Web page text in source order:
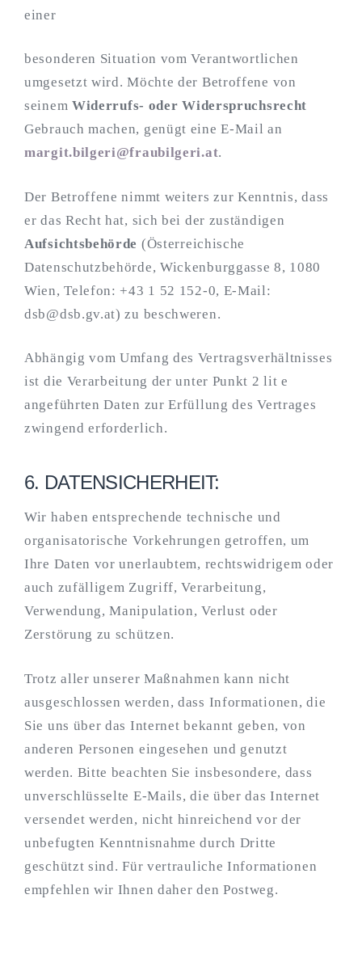
einer
besonderen Situation vom Verantwortlichen
umgesetzt wird. Möchte der Betroffene von
seinem Widerrufs- oder Widerspruchsrecht
Gebrauch machen, genügt eine E-Mail an
margit.bilgeri@fraubilgeri.at.
Der Betroffene nimmt weiters zur Kenntnis, dass
er das Recht hat, sich bei der zuständigen
Aufsichtsbehörde (Österreichische
Datenschutzbehörde, Wickenburggasse 8, 1080
Wien, Telefon: +43 1 52 152-0, E-Mail:
dsb@dsb.gv.at) zu beschweren.
Abhängig vom Umfang des Vertragsverhältnisses
ist die Verarbeitung der unter Punkt 2 lit e
angeführten Daten zur Erfüllung des Vertrages
zwingend erforderlich.
6. DATENSICHERHEIT:
Wir haben entsprechende technische und
organisatorische Vorkehrungen getroffen, um
Ihre Daten vor unerlaubtem, rechtswidrigem oder
auch zufälligem Zugriff, Verarbeitung,
Verwendung, Manipulation, Verlust oder
Zerstörung zu schützen.
Trotz aller unserer Maßnahmen kann nicht
ausgeschlossen werden, dass Informationen, die
Sie uns über das Internet bekannt geben, von
anderen Personen eingesehen und genutzt
werden. Bitte beachten Sie insbesondere, dass
unverschlüsselte E-Mails, die über das Internet
versendet werden, nicht hinreichend vor der
unbefugten Kenntnisnahme durch Dritte
geschützt sind. Für vertrauliche Informationen
empfehlen wir Ihnen daher den Postweg.